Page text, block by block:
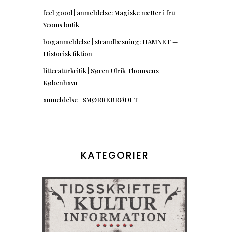
feel good | anmeldelse: Magiske nætter i fru
Yeoms butik
boganmeldelse | strandlæsning: HAMNET —
Historisk fiktion
litteraturkritik | Søren Ulrik Thomsens
København
anmeldelse | SMØRREBRØDET
KATEGORIER